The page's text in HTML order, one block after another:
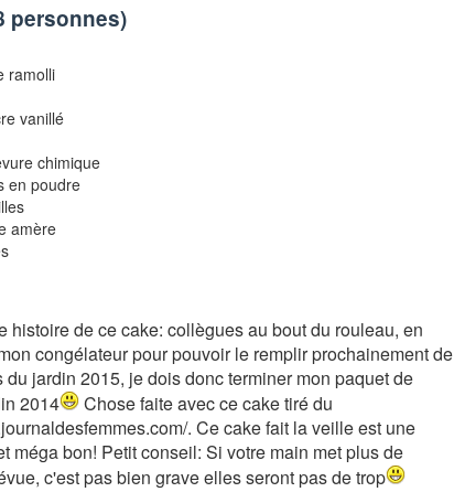
personnes)
ramolli
vanillé
chimique
en poudre
amère
histoire de ce cake: collègues au bout du rouleau, en
congélateur pour pouvoir le remplir prochainement de
du jardin 2015, je dois donc terminer mon paquet de
2014
Chose faite avec ce cake tiré du
. Ce cake fait la veille est une
méga bon! Petit conseil: Si votre main met plus de
c'est pas bien grave elles seront pas de trop